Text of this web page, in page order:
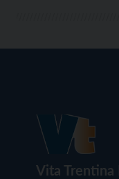
Vita Trentina